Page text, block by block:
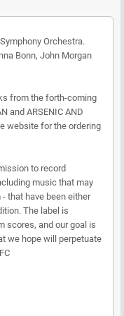
Orchestra.
Bonn, John Morgan
from the forth-coming
and ARSENIC AND
website for the ordering
to record
music that may
that have been either
The label is
scores, and our goal is
we hope will perpetuate